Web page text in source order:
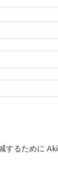
するために